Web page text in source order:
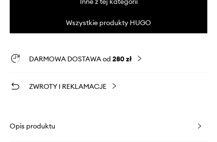
Wszystkie produkty HUGO
DARMOWA DOSTAWA od 280 zł
ZWROTY I REKLAMACJE
Opis produktu